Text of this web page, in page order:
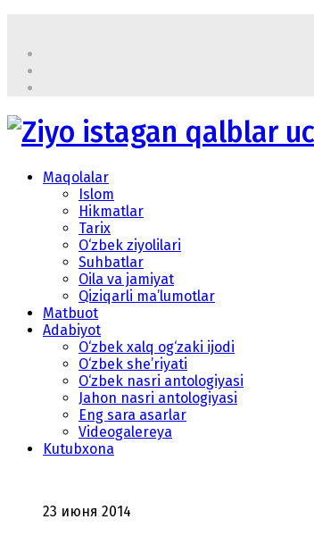
Maqolalar
Islom
Hikmatlar
Tarix
O‘zbek ziyolilari
Suhbatlar
Oila va jamiyat
Qiziqarli ma’lumotlar
Matbuot
Adabiyot
O‘zbek xalq og‘zaki ijodi
O‘zbek she’riyati
O‘zbek nasri antologiyasi
Jahon nasri antologiyasi
Eng sara asarlar
Videogalereya
Kutubxona
23 июня 2014